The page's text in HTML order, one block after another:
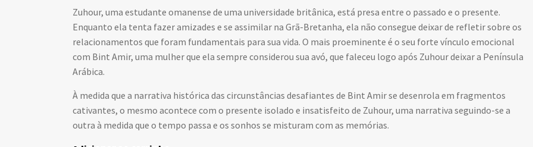
Zuhour, uma estudante omanense de uma universidade britânica, está presa entre o passado e o presente.
Enquanto ela tenta fazer amizades e se assimilar na Grã-Bretanha, ela não consegue deixar de refletir sobre os
relacionamentos que foram fundamentais para sua vida. O mais proeminente é o seu forte vínculo emocional
com Bint Amir, uma mulher que ela sempre considerou sua avó, que faleceu logo após Zuhour deixar a Península
Arábica.
À medida que a narrativa histórica das circunstâncias desafiantes de Bint Amir se desenrola em fragmentos
cativantes, o mesmo acontece com o presente isolado e insatisfeito de Zuhour, uma narrativa seguindo-se a
outra à medida que o tempo passa e os sonhos se misturam com as memórias.